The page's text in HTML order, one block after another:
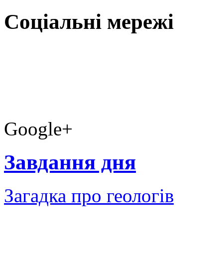
Соціальні мережі
Google+
Завдання дня
Загадка про геологів